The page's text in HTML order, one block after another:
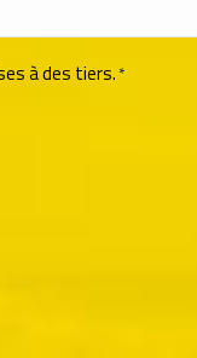
à des tiers. *